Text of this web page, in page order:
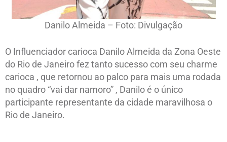
Danilo Almeida – Foto: Divulgação
O Influenciador carioca Danilo Almeida da Zona Oeste
do Rio de Janeiro fez tanto sucesso com seu charme
carioca , que retornou ao palco para mais uma rodada
no quadro “vai dar namoro” , Danilo é o único
participante representante da cidade maravilhosa o
Rio de Janeiro.